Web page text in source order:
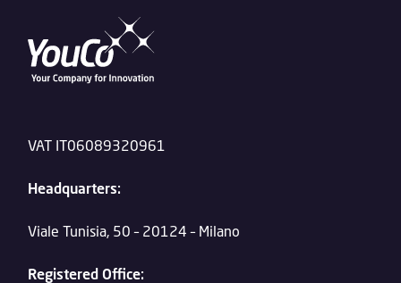
VAT IT06089320961
Headquarters:
Viale Tunisia, 50 – 20124 – Milano
Registered Office: